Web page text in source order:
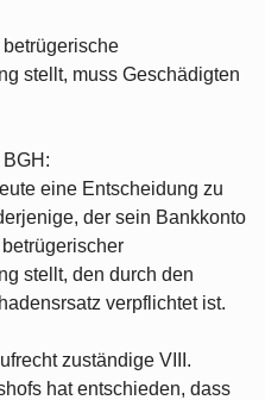
stellt, muss Geschädigten
eine Entscheidung zu
der sein Bankkonto
stellt, den durch den
verpflichtet ist.
zuständige VIII.
hat entschieden, dass